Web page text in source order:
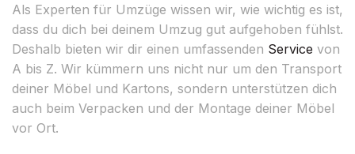
Als Experten für Umzüge wissen wir, wie wichtig es ist,
dass du dich bei deinem Umzug gut aufgehoben fühlst.
Deshalb bieten wir dir einen umfassenden Service von
A bis Z. Wir kümmern uns nicht nur um den Transport
deiner Möbel und Kartons, sondern unterstützen dich
auch beim Verpacken und der Montage deiner Möbel
vor Ort.